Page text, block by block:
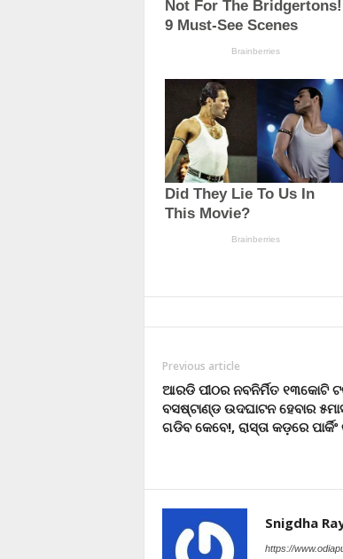
Previous article
ଆରଡି ପୀଠର ନବନିର୍ମିତ ୧୩କୋଟି
ବସଷ୍ଟାଣ୍ଡ ଉଦଘାଟନ ହେବାର
ଗଡିବ କେବେ!, ରାସ୍ତା କଡ଼ରେ
Snigdha
https://